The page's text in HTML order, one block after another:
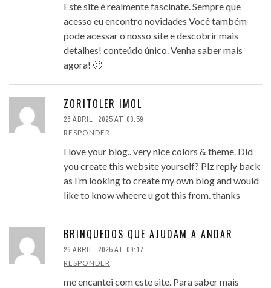
Este site é realmente fascinate. Sempre que
acesso eu encontro novidades Você também
pode acessar o nosso site e descobrir mais
detalhes! conteúdo único. Venha saber mais
agora! 🙂
ZORITOLER IMOL
26 ABRIL, 2025 AT 08:59
RESPONDER
I love your blog.. very nice colors & theme. Did
you create this website yourself? Plz reply back
as I’m looking to create my own blog and would
like to know wheere u got this from. thanks
BRINQUEDOS QUE AJUDAM A ANDAR
26 ABRIL, 2025 AT 09:17
RESPONDER
me encantei com este site. Para saber mais